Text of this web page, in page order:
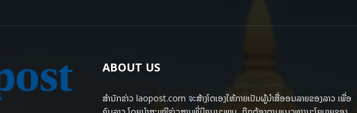
ABOUT US
ສຳນັກຂ່າວ laopost.com ຈະສ້າງໂຕເອງໃຫ້ກາຍເປັນຜູ້ນຳສື່ອອນລາຍຂອງລາວ ເພື່ອ